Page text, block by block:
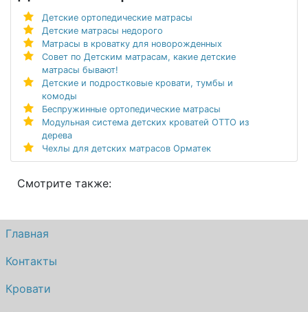
Детские ортопедические матрасы
Детские матрасы недорого
Матрасы в кроватку для новорожденных
Совет по Детским матрасам, какие детские
матрасы бывают!
Детские и подростковые кровати, тумбы и
комоды
Беспружинные ортопедические матрасы
Модульная система детских кроватей ОТТО из
дерева
Чехлы для детских матрасов Орматек
Смотрите также:
Главная
Контакты
Кровати